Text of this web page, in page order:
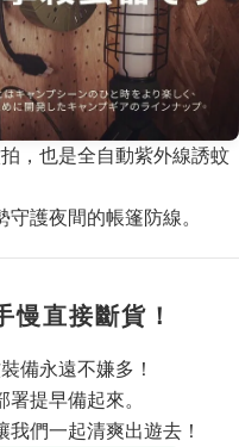
，也是全自動紫外線誘蚊
護夜間的帳篷防線。
慢直接斷貨！
備永遠不嫌多！
提早備起來。
們一起清爽出遊去！